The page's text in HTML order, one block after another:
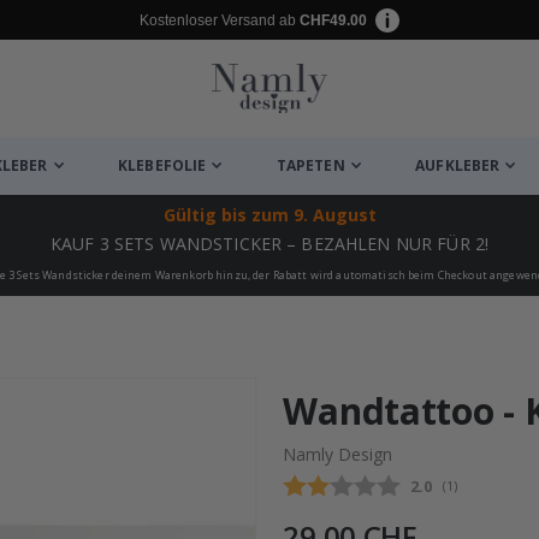
Kostenloser Versand ab CHF49.00
KLEBEFOLIE TAPETEN AUFKLEBER
Gültig bis zum 9. August
KAUF 3 SETS WANDSTICKER – BEZAHLEN NUR FÜR 2!
3 Sets Wandsticker deinem Warenkorb hinzu, der Rabatt wird automatisch beim Checkout
Wandtattoo -
Namly Design
2.0 (abgegebene
1 )